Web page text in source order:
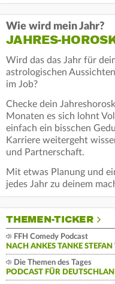
Wie wird mein Jahr?
JAHRES-
Wird das das Jahr für
astrologischen
im Job?
Checke dein
Monaten es sich lohnt
einfach ein bisschen
Karriere weitergeht
und Partnerschaft.
Mit etwas Planung und
jedes Jahr zu deinem
THEMEN-TICKER
FFH Comedy Podcast
NACH ANKES TANKE
Die Themen des Tages
PODCAST FÜR